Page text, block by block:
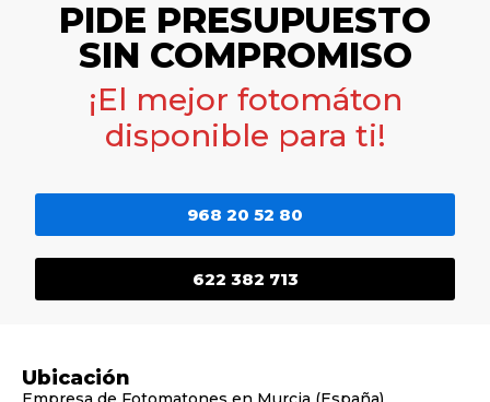
PIDE PRESUPUESTO
SIN COMPROMISO
¡El mejor fotomáton
disponible para ti!
622 382 713
968 20 52 80
Ubicación